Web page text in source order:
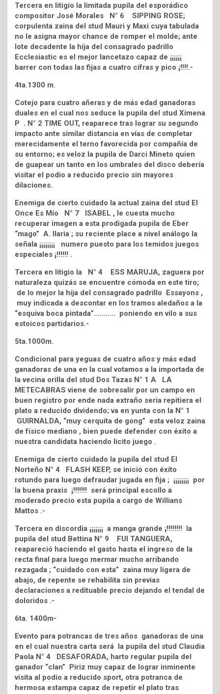
Tercera en litigio la limitada pupila del esporádico
compositor José Morales N° 6 SIPPING ROSE;
corpulenta zaina del stud Mauri y Maxi cuya tabulada
no le asigna mayor chance de romper el molde; ante
lote decadente la hija del consagrado padrillo
Ecclesiastic es el mejor lancetazo capaz de ¡¡¡¡¡¡
barrer con todas las fijas a cuatro cifras y pico ¡!!!!.-
4ta.1300 m.
Cotejo para cuatro añeras y de más edad ganadoras
duales en el cual nos seduce la pupila del stud Ximena
P . N° 2 TIME OUT, reaparece tras lograr su segundo
impacto ante similar distancia en vías de completar
merecidamente el terno favorecida por compañía de
su entorno; es veloz la pupila de Darci Mineto quien
de guapear un tanto en los umbrales del disco debería
visitar el podio a reducido precio sin mayores
dilaciones.
Enemiga de cierto cuidado la actual zaina del stud El
Once Es Mío N° 7 ISABEL , le cuesta mucho
recuperar imagen a esta prodigada pupila de Eber
“mago” A. Ilaria ; su reciente place a nivel análogo la
señala ¡¡¡¡¡¡¡¡ numero puesto para los temidos juegos
especiales ¡!!!!!! .
Tercera en litigio la N° 4 ESS MARUJA, zaguera por
naturaleza quizás se encuentre cómoda en este tiro;
de lo mejor la hija del consagrado padrillo Essayons ,
muy indicada a descontar en los tramos aledaños a la
“esquiva boca pintada”……….. poniendo en vilo a sus
estoicos partidarios.-
5ta.1000m.
Condicional para yeguas de cuatro años y más edad
ganadoras de una en la cual votamos a la importada de
la vecina orilla del stud Dos Tazas N° 1 A LA
METECABRAS viene de sobresalir por un campo en
buen registro por ende nada extraño seria repitiera el
plato a reducido dividendo; va en yunta con la N° 1
GUIRNALDA, “muy cerquita de gong” esta veloz zaina
de físico mediano , bien puede defender con éxito a
nuestra candidata haciendo licito juego .
Enemiga de cierto cuidado la pupila del stud El
Norteño N° 4 FLASH KEEP, se inició con éxito
rotundo para luego defraudar jugada en fija ; ¡¡¡¡¡¡¡¡ por
la buena praxis ¡!!!!!!! será principal escollo a
moderado precio esta pupila a cargo de Willians
Mattos .-
Tercera en discordia ¡¡¡¡¡¡¡ a manga grande ¡!!!!!!!! la
pupila del stud Bettina N° 9 FUI TANGUERA,
reapareció haciendo el gasto hasta el ingreso de la
recta final para luego mermar mucho arribando
rezagada ; “cuidado con esta” zaina muy ligera de
abajo, de repente se rehabilita sin previas
declaraciones a redituable precio dejando el tendal de
doloridos .-
6ta. 1400m-
Evento para potrancas de tres años ganadoras de una
en el cual nuestra carta será la pupila del stud Claudia
Paola N° 4 DESAFORADA, harto regular pupila del
ganador “clan” Piriz muy capaz de lograr inminente
visita al podio a reducido sport, otra potranca de
hermosa estampa capaz de repetir el plato tras